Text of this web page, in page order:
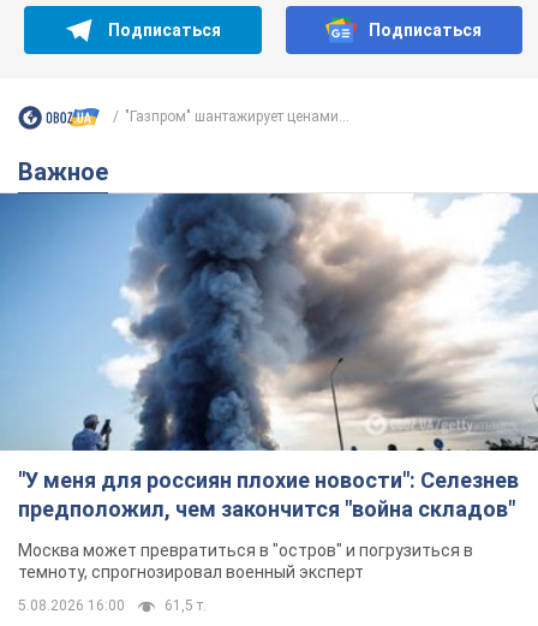
Подписаться Подписаться
"Газпром" шантажирует ценами...
Важное
"У меня для россиян плохие новости": Селезнев
предположил, чем закончится "война складов"
Москва может превратиться в "остров" и погрузиться в
темноту, спрогнозировал военный эксперт
5.08.2026 16:00 61,5 т.